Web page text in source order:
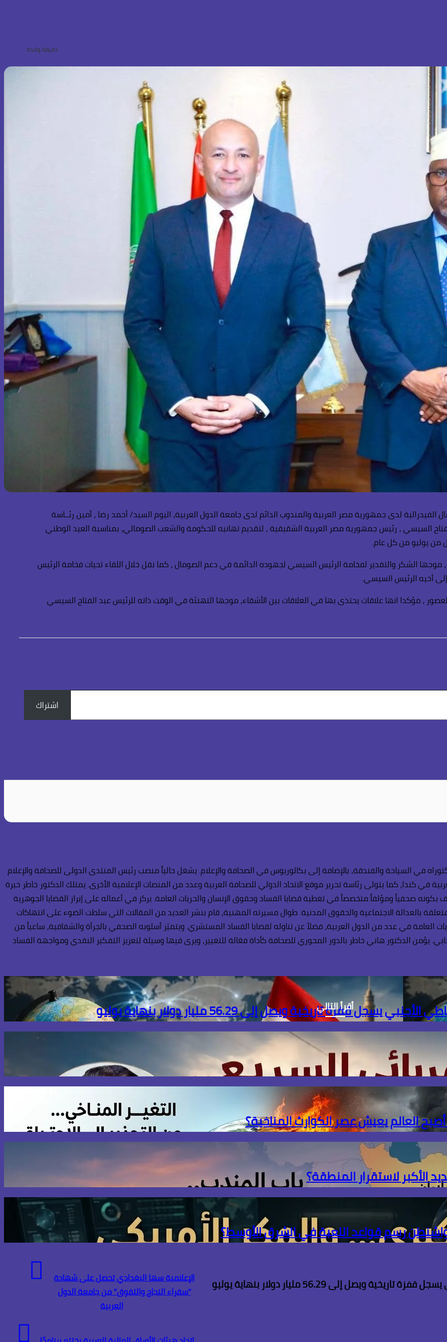
دقيقة واحدة
لدى جمهورية مصر العربية والمندوب الدائم لدى جامعة الدول العربية، اليوم السيد/ أحمد رضا ، أمين رئــاسة
السيسي ، رئيس جمهورية مصر العربية الشقيقية ، لتقديم تهانيه للحكومة والشعب الصومالي، بمناسبة العيد الوطني
من يوليو من كل عام.
الشكر والتقدير لفخامة الرئيس السيسي لجهوده الدائمة في دعم الصومال ، كما نقل خلال اللقاء تحيات فخامة الرئيس
أخيه الرئيس السيسي.
، مؤكدا انها علاقات يحتذى بها في العلاقات بين الأشقاء، موجها التهنئة في الوقت ذاته للرئيس عبد الفتاح السيسي
اشتراك
في السياحة والفندقة، بالإضافة إلى بكالوريوس في الصحافة والإعلام. يشغل حالياً منصب رئيس المنتدى الدولى للصحافة والإعلام
في كندا، كما يتولى رئاسة تحرير موقع الاتحاد الدولي للصحافة العربية وعدد من المنصات الإعلامية الأخرى. يمتلك الدكتور خاطر خبرة
بكونه صحفياً ومؤلفاً متخصصاً في تغطية قضايا الفساد وحقوق الإنسان والحريات العامة. يركز في أعماله على إبراز القضايا الجوهرية
بالعدالة الاجتماعية والحقوق المدنية. طوال مسيرته المهنية، قام بنشر العديد من المقالات التي سلطت الضوء على انتهاكات
العامة في عدد من الدول العربية، فضلاً عن تناوله لقضايا الفساد المستشري. ويتميّز أسلوبه الصحفي بالجرأة والشفافية، ساعياً من
يؤمن الدكتور هاني خاطر بالدور المحوري للصحافة كأداة فعّالة للتغيير، ويرى فيها وسيلة لتعزيز التفكير النقدي ومواجهة الفساد
أقرأ التالي
تاريخية ويصل إلى 56.29 مليار دولار بنهاية يوليو
العالم يعيش عصر الكوارث المناخية؟
الأكبر لاستقرار المنطقة؟
رسم قواعد اللعبة في الشرق الأوسط؟
إلى 56.29 مليار دولار بنهاية يوليو
الإعلامية سها البغدادي تحصل على شهادة
"سفراء النجاح والتفوق" من جامعة الدول
العربية